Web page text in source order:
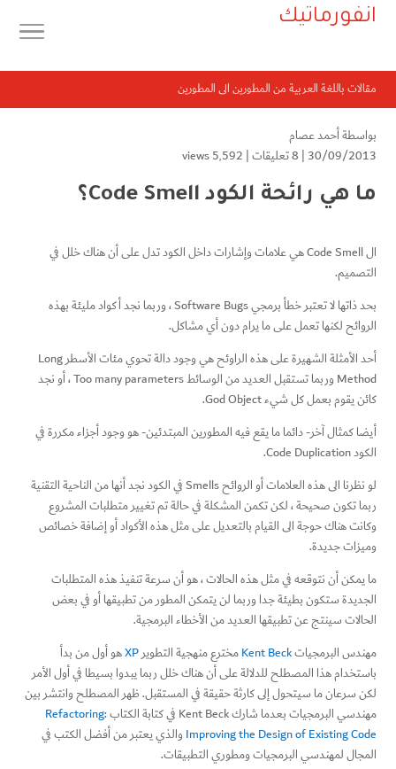
انفورماتيك
مقالات باللغة العربية من المطورين الى المطورين
بواسطةأحمد عصام
30/09/2013 | 8 تعليقات | 5٬592 views
ما هي رائحة الكود Code Smell؟
ال Code Smell هي علامات وإشارات داخل الكود تدل على أن هناك خلل في
التصميم.
بحد ذاتها لا تعتبر خطأ برمجي Software Bugs ، وربما نجد أكواد مليئة بهذه
الروائح لكنها تعمل على ما يرام دون أي مشاكل.
أحد الأمثلة الشهيرة على هذه الراوئح هي وجود دالة تحوي مئات الأسطر Long
Method وربما تستقبل العديد من الوسائط Too many parameters ، أو نجد
كائن يقوم بعمل كل شيء God Object.
أيضا كمثال آخر- دائما ما يقع فيه المطورين المبتدئين- هو وجود أجزاء مكررة في
الكود Code Duplication.
لو نظرنا الى هذه العلامات أو الروائح Smells في الكود نجد أنها من الناحية التقنية
ربما تكون صحيحة ، لكن تكمن المشكلة في حالة تم تغيير متطلبات المشروع
وكانت هناك حوجة الى القيام بالتعديل على مثل هذه الأكواد أو إضافة خصائص
وميزات جديدة.
ما يمكن أن نتوقعه في مثل هذه الحالات ، هو أن سرعة تنفيذ هذه المتطلبات
الجديدة ستكون بطيئة جدا وربما لن يتمكن المطور من تطبيقها أو في بعض
الحالات سينتج عن تطبيقها العديد من الأخطاء البرمجية.
مهندس البرمجياتKent Beckمخترع منهجية التطويرXPهو أول من بدأ
باستخدام هذا المصطلح للدلالة على أن هناك خلل ربما يبدوا بسيطا في أول الأمر
لكن سرعان ما سيتحول إلى كارثة حقيقة في المستقبل. ظهر المصطلح وانتشر بين
مهندسي البرمجيات بعدما شارك Kent Beck في كتابة الكتاب
Refactoring:
Improving the Design of Existing Code والذي يعتبر من أفضل الكتب في
المجال لمهندسي البرمجيات ومطوري التطبيقات.